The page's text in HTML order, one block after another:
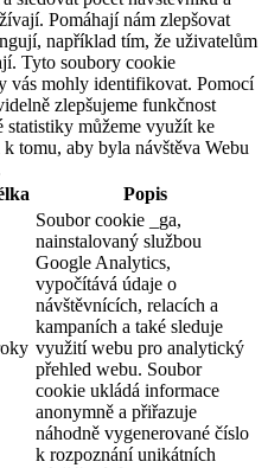
Pomáhají nám zlepšovat
například tím, že uživatelům
Tyto soubory cookie
vás mohly identifikovat. Pomocí
zlepšujeme funkčnost
statistiky můžeme využít ke
tomu, aby byla návštěva Webu
Popis
Soubor cookie _ga,
nainstalovaný službou
Google Analytics,
vypočítává údaje o
návštěvnících, relacích a
kampaních a také sleduje
využití webu pro analytický
přehled webu. Soubor
cookie ukládá informace
anonymně a přiřazuje
náhodně vygenerované číslo
k rozpoznání unikátních